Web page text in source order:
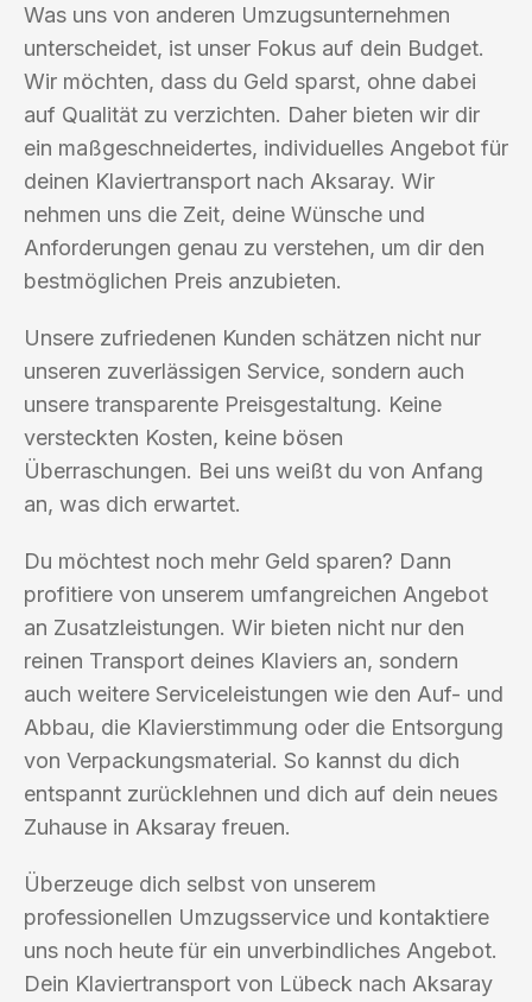
Was uns von anderen Umzugsunternehmen
unterscheidet, ist unser Fokus auf dein Budget.
Wir möchten, dass du Geld sparst, ohne dabei
auf Qualität zu verzichten. Daher bieten wir dir
ein maßgeschneidertes, individuelles Angebot für
deinen Klaviertransport nach Aksaray. Wir
nehmen uns die Zeit, deine Wünsche und
Anforderungen genau zu verstehen, um dir den
bestmöglichen Preis anzubieten.
Unsere zufriedenen Kunden schätzen nicht nur
unseren zuverlässigen Service, sondern auch
unsere transparente Preisgestaltung. Keine
versteckten Kosten, keine bösen
Überraschungen. Bei uns weißt du von Anfang
an, was dich erwartet.
Du möchtest noch mehr Geld sparen? Dann
profitiere von unserem umfangreichen Angebot
an Zusatzleistungen. Wir bieten nicht nur den
reinen Transport deines Klaviers an, sondern
auch weitere Serviceleistungen wie den Auf- und
Abbau, die Klavierstimmung oder die Entsorgung
von Verpackungsmaterial. So kannst du dich
entspannt zurücklehnen und dich auf dein neues
Zuhause in Aksaray freuen.
Überzeuge dich selbst von unserem
professionellen Umzugsservice und kontaktiere
uns noch heute für ein unverbindliches Angebot.
Dein Klaviertransport von Lübeck nach Aksaray